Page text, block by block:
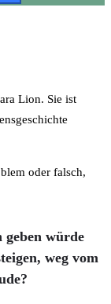
Lion. Sie ist
oder falsch,
geben würde
weg vom